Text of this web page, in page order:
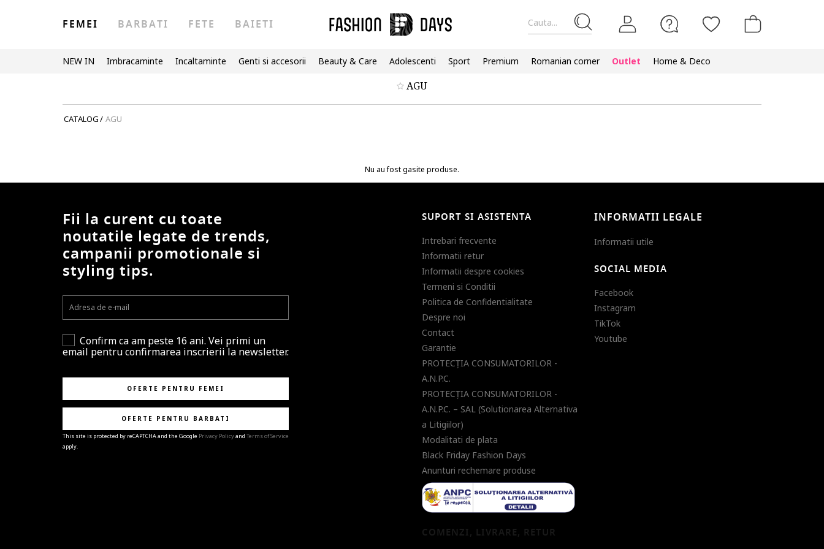
Cauta...
FEMEI BARBATI FETE BAIETI
NEW IN Imbracaminte Incaltaminte Genti si accesorii Beauty & Care Adolescenti Sport Premium Romanian corner Outlet Home & Deco
AGU
CATALOG/ AGU
Nu au fost gasite produse.
Fii la curent cu toate
noutatile legate de trends,
campanii promotionale si
styling tips.
Confirm ca am peste 16 ani. Vei primi un
email pentru confirmarea inscrierii la newsletter.
OFERTE PENTRU FEMEI
OFERTE PENTRU BARBATI
This site is protected by reCAPTCHA and the Google Privacy Policyand Terms of Service
apply.
SUPORT SI ASISTENTA
Intrebari frecvente
Informatii retur
Informatii despre cookies
Termeni si Conditii
Politica de Confidentialitate
Despre noi
Contact
Garantie
PROTECŢIA CONSUMATORILOR -
A.N.P.C.
PROTECŢIA CONSUMATORILOR -
A.N.P.C. – SAL (Solutionarea Alternativa
a Litigiilor)
Modalitati de plata
Black Friday Fashion Days
Anunturi rechemare produse
COMENZI, LIVRARE, RETUR
INFORMATII LEGALE
Informatii utile
SOCIAL MEDIA
Facebook
Instagram
TikTok
Youtube